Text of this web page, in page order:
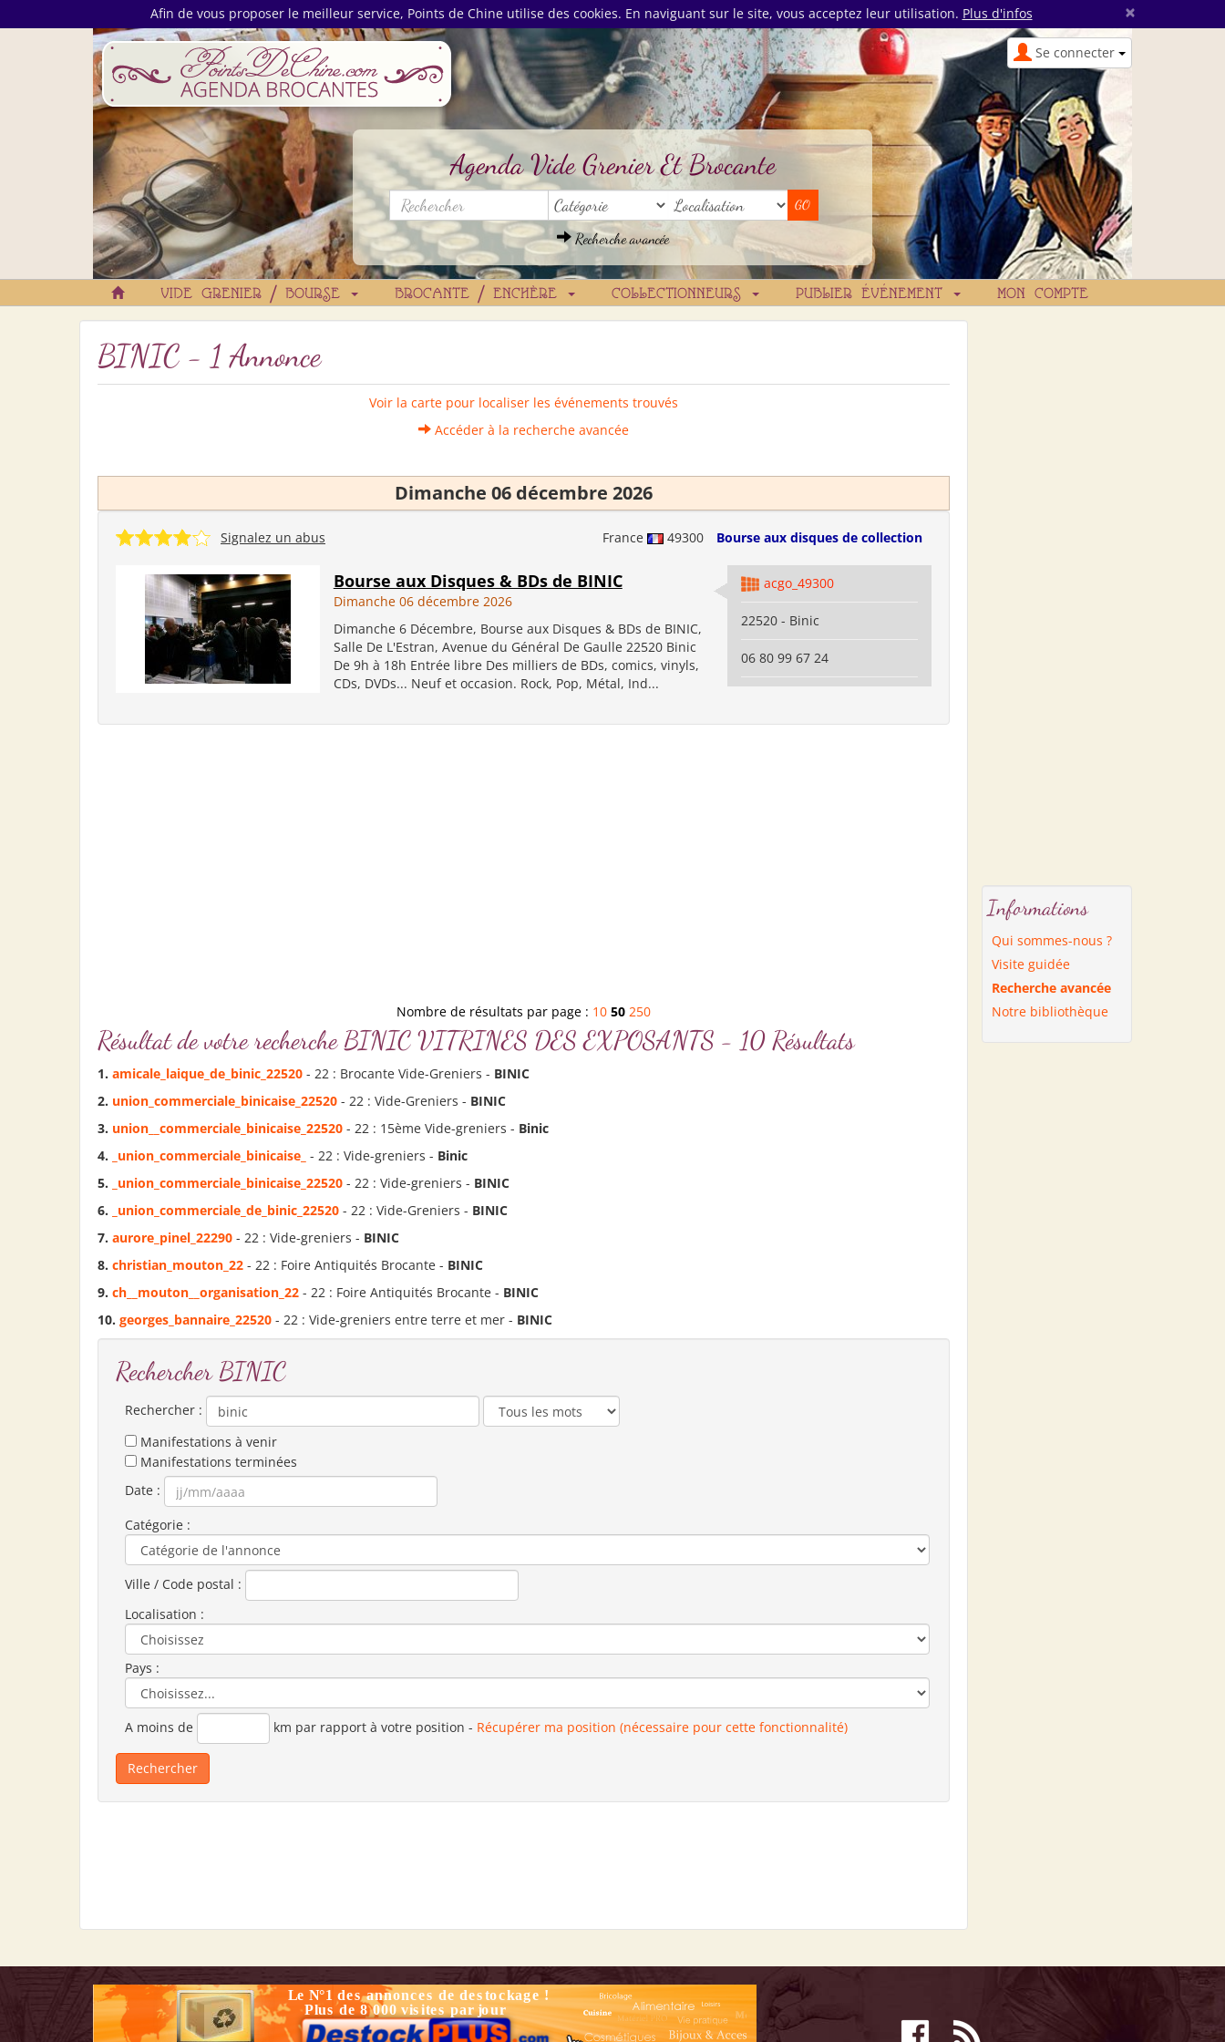
Afin de vous proposer le meilleur service, Points de Chine utilise des cookies. En naviguant sur le site, vous acceptez leur utilisation. Plus d'infos ×
Se connecter
Agenda Vide Grenier Et Brocante
Recherche avancée
VIDE GRENIER / BOURSE BROCANTE / ENCHÈRE COLLECTIONNEURS PUBLIER ÉVÉNEMENT MON COMPTE
BINIC - 1 Annonce
Voir la carte pour localiser les événements trouvés
Accéder à la recherche avancée
Dimanche 06 décembre 2026
France 49300 Bourse aux disques de collection
Signalez un abus
Bourse aux Disques & BDs de BINIC
Dimanche 06 décembre 2026
Dimanche 6 Décembre, Bourse aux Disques & BDs de BINIC,
Salle De L'Estran, Avenue du Général De Gaulle 22520 Binic
De 9h à 18h Entrée libre Des milliers de BDs, comics, vinyls,
CDs, DVDs... Neuf et occasion. Rock, Pop, Métal, Ind...
acgo_49300
22520 - Binic
06 80 99 67 24
Nombre de résultats par page : 10 50 250
Résultat de votre recherche BINIC VITRINES DES EXPOSANTS - 10 Résultats
1. amicale_laique_de_ binic _22520 - 22 : Brocante Vide-Greniers - BINIC
2. union_commerciale_ binicaise_22520 - 22 : Vide-Greniers - BINIC
3. union__commerciale_ binicaise_22520 - 22 : 15ème Vide-greniers - Binic
4.
_union_commerciale_ binicaise_ - 22 : Vide-greniers - Binic
5.
_union_commerciale_ binicaise_22520 - 22 : Vide-greniers - BINIC
6.
_union_commerciale_de_ binic _22520 - 22 : Vide-Greniers - BINIC
7. aurore_pinel_22290 - 22 : Vide-greniers - BINIC
8. christian_mouton_22 - 22 : Foire Antiquités Brocante - BINIC
9. ch__mouton__organisation_22 - 22 : Foire Antiquités Brocante - BINIC
10. georges_bannaire_22520 - 22 : Vide-greniers entre terre et mer - BINIC
Rechercher BINIC
Rechercher :
Manifestations à venir
Manifestations terminées
Date :
Catégorie :
Ville / Code postal :
Localisation :
Pays :
A moins de km par rapport à votre position - Récupérer ma position (nécessaire pour cette fonctionnalité)
Informations
Qui sommes-nous ?
Visite guidée
Recherche avancée
Notre bibliothèque